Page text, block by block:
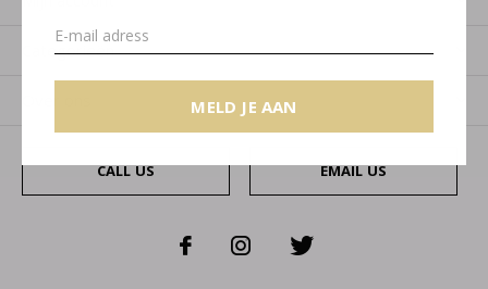
MELD JE AAN
Categorieën
CALL US EMAIL US